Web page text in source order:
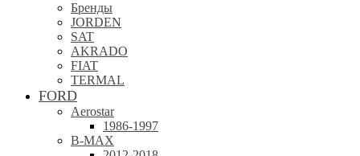
Бренды
JORDEN
SAT
AKRADO
FIAT
TERMAL
FORD
Aerostar
1986-1997
B-MAX